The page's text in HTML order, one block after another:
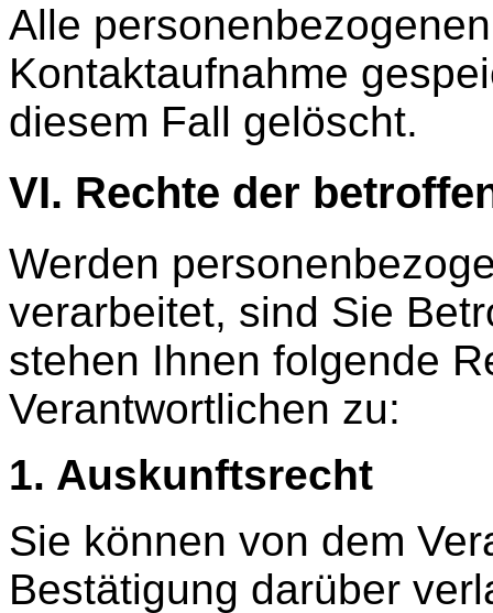
Alle
Kontaktaufnahme
diesem Fall gelöscht.
VI. Rechte der
Werden
verarbeitet, sind Sie
stehen Ihnen folgende
Verantwortlichen zu:
1. Auskunftsrecht
Sie können von dem
Bestätigung darüber